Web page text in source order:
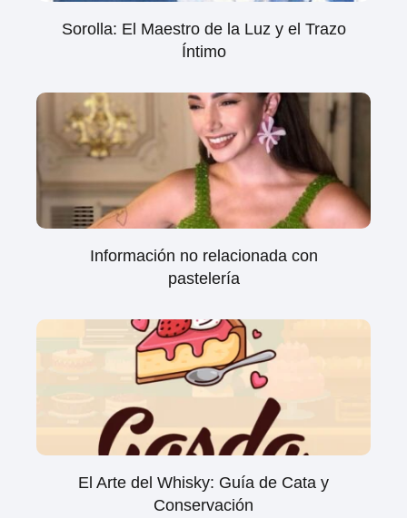
Sorolla: El Maestro de la Luz y el Trazo
Íntimo
Información no relacionada con
pastelería
El Arte del Whisky: Guía de Cata y
Conservación